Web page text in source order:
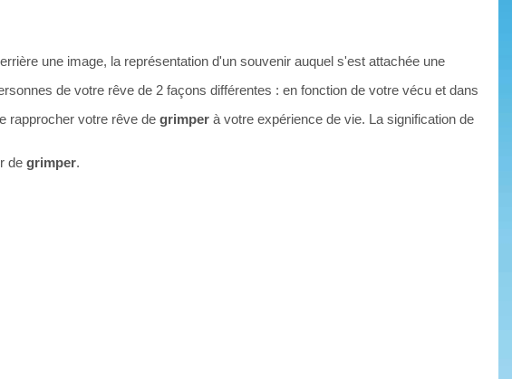
une image, la représentation d'un souvenir auquel s'est attachée une
de votre rêve de 2 façons différentes : en fonction de votre vécu et dans
rapprocher votre rêve degrimper à votre expérience de vie. La signification de
degrimper.